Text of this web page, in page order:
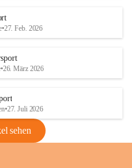
•27. Feb. 2026
•26. März 2026
•27. Juli 2026
sehen